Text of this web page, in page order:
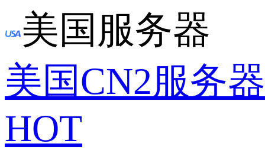
美国服务器
美国CN2服务器
HOT